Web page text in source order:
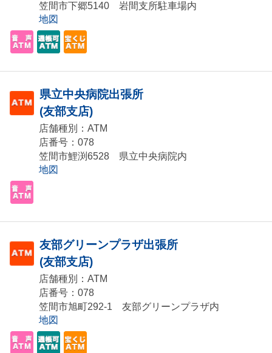
笠間市下郷5140 岩間支所駐車場内
地図
県立中央病院出張所
(友部支店)
店舗種別：ATM
店番号：078
笠間市鯉渕6528 県立中央病院内
地図
友部グリーンプラザ出張所
(友部支店)
店舗種別：ATM
店番号：078
笠間市旭町292-1 友部グリーンプラザ内
地図